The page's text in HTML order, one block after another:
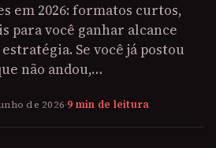
em 2026: formatos curtos,
para você ganhar alcance
Se você já postou
não andou,…
de 2026·9 min de leitura